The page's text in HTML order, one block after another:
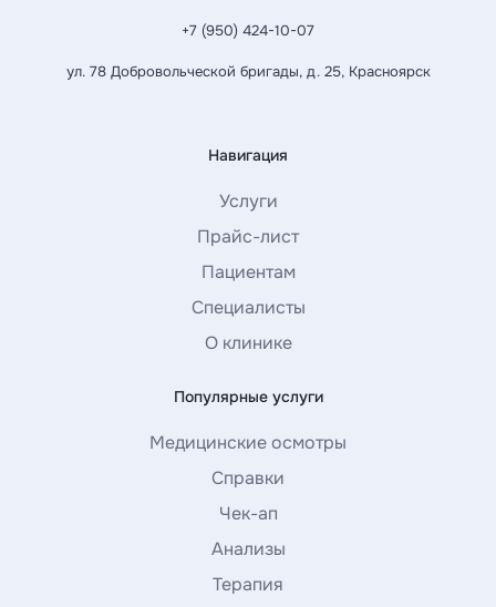
+7 (950) 424-10-07
ул. 78 Добровольческой бригады, д. 25, Красноярск
Навигация
Услуги
Прайс-лист
Пациентам
Специалисты
О клинике
Популярные услуги
Медицинские осмотры
Справки
Чек-ап
Анализы
Терапия